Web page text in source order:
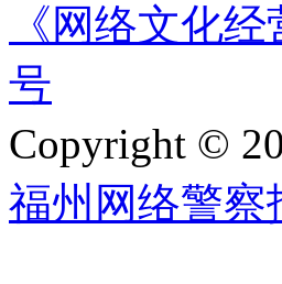
《网络文化
号
Copyright ©
福州网络警察